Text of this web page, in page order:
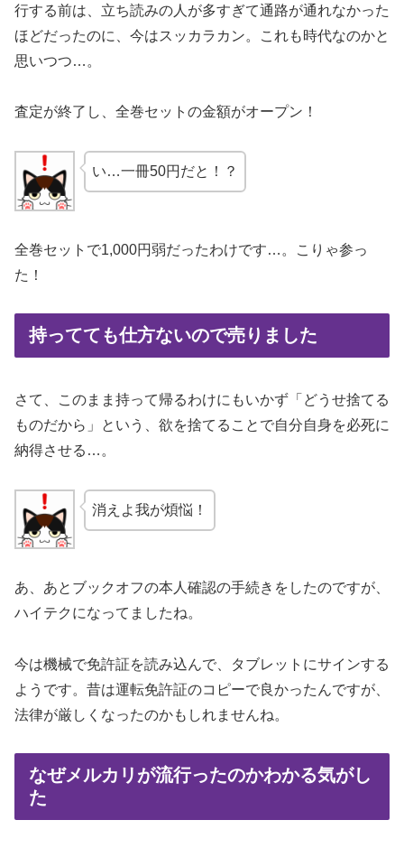
行する前は、立ち読みの人が多すぎて通路が通れなかった
ほどだったのに、今はスッカラカン。これも時代なのかと
思いつつ…。
査定が終了し、全巻セットの金額がオープン！
い…一冊50円だと！？
全巻セットで1,000円弱だったわけです…。こりゃ参っ
た！
持ってても仕方ないので売りました
さて、このまま持って帰るわけにもいかず「どうせ捨てる
ものだから」という、欲を捨てることで自分自身を必死に
納得させる…。
消えよ我が煩悩！
あ、あとブックオフの本人確認の手続きをしたのですが、
ハイテクになってましたね。
今は機械で免許証を読み込んで、タブレットにサインする
ようです。昔は運転免許証のコピーで良かったんですが、
法律が厳しくなったのかもしれませんね。
なぜメルカリが流行ったのかわかる気がし
た